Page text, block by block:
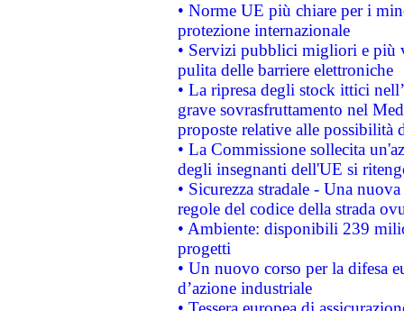
• Norme UE più chiare per i
protezione internazionale
• Servizi pubblici migliori e più
pulita delle barriere elettroniche
• La ripresa degli stock ittici
grave sovrasfruttamento nel
proposte relative alle possibilità
• La Commissione sollecita
degli insegnanti dell'UE si
• Sicurezza stradale - Una
regole del codice della strada
• Ambiente: disponibili 239
progetti
• Un nuovo corso per la difesa
d’azione industriale